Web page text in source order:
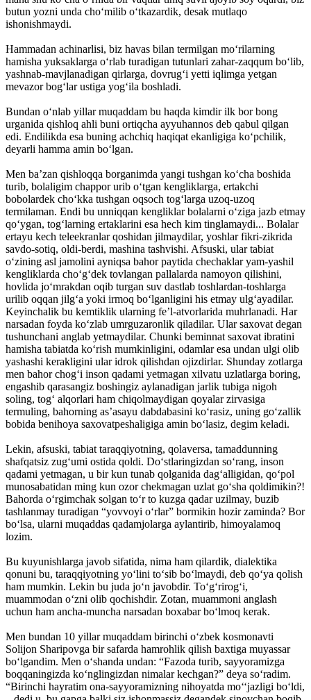
butun yozni unda cho‘milib o‘tkazardik, desak mutlaqo
ishonishmaydi.
Hammadan achinarlisi, biz havas bilan termilgan mo‘rilarning
hamisha yuksaklarga o‘rlab turadigan tutunlari zahar-zaqqum bo‘lib,
yashnab-mavjlanadigan qirlarga, dovrug‘i yetti iqlimga yetgan
mevazor bog‘lar ustiga yog‘ila boshladi.
Bundan o‘nlab yillar muqaddam bu haqda kimdir ilk bor bong
urganida qishloq ahli buni ortiqcha ayyuhannos deb qabul qilgan
edi. Endilikda esa buning achchiq haqiqat ekanligiga ko‘pchilik,
deyarli hamma amin bo‘lgan.
Men ba’zan qishloqqa borganimda yangi tushgan ko‘cha boshida
turib, bolaligim chappor urib o‘tgan kengliklarga, ertakchi
bobolardek cho‘kka tushgan oqsoch tog‘larga uzoq-uzoq
termilaman. Endi bu unniqqan kengliklar bolalarni o‘ziga jazb etmay
qo‘ygan, tog‘larning ertaklarini esa hech kim tinglamaydi... Bolalar
ertayu kech teleekranlar qoshidan jilmaydilar, yoshlar fikri-zikrida
savdo-sotiq, oldi-berdi, mashina tashvishi. Afsuski, ular tabiat
o‘zining asl jamolini ayniqsa bahor paytida chechaklar yam-yashil
kengliklarda cho‘g‘dek tovlangan pallalarda namoyon qilishini,
hovlida jo‘mrakdan oqib turgan suv dastlab toshlardan-toshlarga
urilib oqqan jilg‘a yoki irmoq bo‘lganligini his etmay ulg‘ayadilar.
Keyinchalik bu kemtiklik ularning fe’l-atvorlarida muhrlanadi. Har
narsadan foyda ko‘zlab umrguzaronlik qiladilar. Ular saxovat degan
tushunchani anglab yetmaydilar. Chunki beminnat saxovat ibratini
hamisha tabiatda ko‘rish mumkinligini, odamlar esa undan ulgi olib
yashashi kerakligini ular idrok qilishdan ojizdirlar. Shunday zotlarga
men bahor chog‘i inson qadami yetmagan xilvatu uzlatlarga boring,
engashib qarasangiz boshingiz aylanadigan jarlik tubiga nigoh
soling, tog‘ alqorlari ham chiqolmaydigan qoyalar zirvasiga
termuling, bahorning as’asayu dabdabasini ko‘rasiz, uning go‘zallik
bobida benihoya saxovatpeshaligiga amin bo‘lasiz, degim keladi.
Lekin, afsuski, tabiat taraqqiyotning, qolaversa, tamaddunning
shafqatsiz zug‘umi ostida qoldi. Do‘stlaringizdan so‘rang, inson
qadami yetmagan, u bir kun tunab qolganida dag‘alligidan, qo‘pol
munosabatidan ming kun ozor chekmagan uzlat go‘sha qoldimikin?!
Bahorda o‘rgimchak solgan to‘r to kuzga qadar uzilmay, buzib
tashlanmay turadigan “yovvoyi o‘rlar” bormikin hozir zaminda? Bor
bo‘lsa, ularni muqaddas qadamjolarga aylantirib, himoyalamoq
lozim.
Bu kuyunishlarga javob sifatida, nima ham qilardik, dialektika
qonuni bu, taraqqiyotning yo‘lini to‘sib bo‘lmaydi, deb qo‘ya qolish
ham mumkin. Lekin bu juda jo‘n javobdir. To‘g‘rirog‘i,
muammodan o‘zni olib qochishdir. Zotan, muammoni anglash
uchun ham ancha-muncha narsadan boxabar bo‘lmoq kerak.
Men bundan 10 yillar muqaddam birinchi o‘zbek kosmonavti
Solijon Sharipovga bir safarda hamrohlik qilish baxtiga muyassar
bo‘lgandim. Men o‘shanda undan: “Fazoda turib, sayyoramizga
boqqaningizda ko‘nglingizdan nimalar kechgan?” deya so‘radim.
“Birinchi hayratim ona-sayyoramizning nihoyatda mo‘‘jazligi bo‘ldi,